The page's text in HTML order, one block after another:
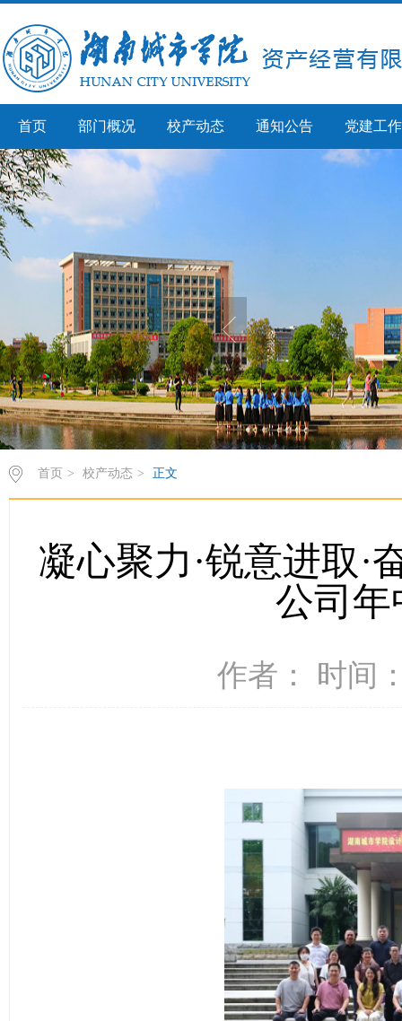
首页 部门概况 校产动态 通知公告 党建工作
首页 > 校产动态 > 正文
凝心聚力·锐意进取·
公司年
作者： 时间